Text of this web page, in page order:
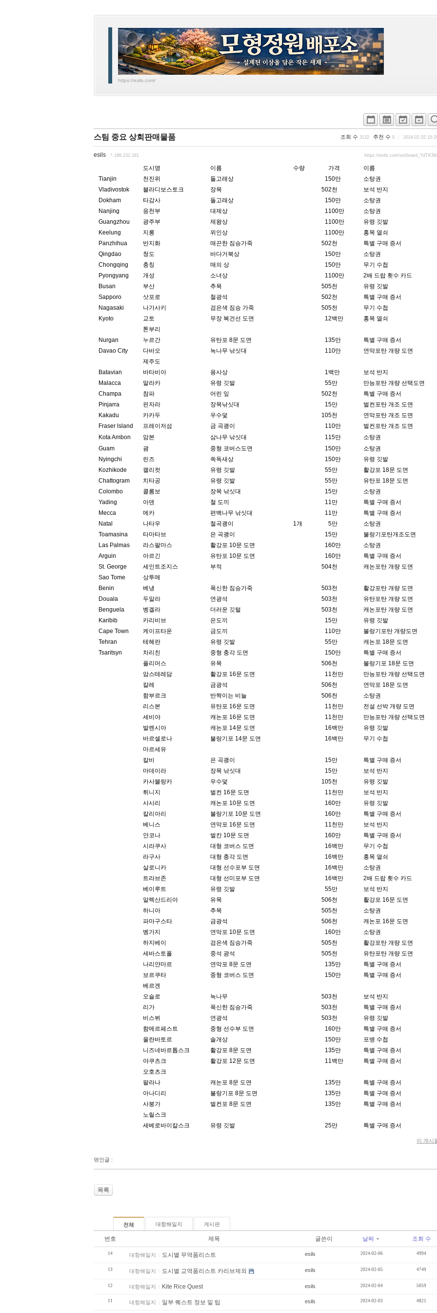
https://esils.com/
스팀 중요 상회판매물품 조회 수 3132 추천 수 0 2024.02.02
esils *.188.232.161 https://esils.com/xe/
도시명 이름 수량 가격 이름
Tianjin
천진위 돌고래상 150만 소탕권
Vladivostok
블라디보스토크 장목 502천 보석 반지
Dokham
타감사 돌고래상 150만 소탕권
Nanjing
응천부 대제상 1100만 소탕권
Guangzhou
광주부 제왕상 1100만 유령 깃발
Keelung
지롱 위인상 1100만 홍목 열쇠
Panzhihua
반지화 매끈한 짐승가죽 502천 특별 구매 증서
Qingdao
청도 바다거북상 150만 소탕권
Chongqing
충칭 매의 상 150만 무기 수첩
Pyongyang
개성 소녀상 1100만 2배 드랍 횟수 카드
Busan
부산 추목 505천 유령 깃발
Sapporo
삿포로 철광석 502천 특별 구매 증서
Nagasaki
나가사키 검은색 짐승 가죽 505천 무기 수첩
Kyoto
교토 무장 복건선 도면 12백만 홍목 열쇠
톤부리
Nurgan
누르간 유탄포 8문 도면 135만 특별 구매 증서
Davao City
다바오 녹나무 낚싯대 110만 연막포탄 개량 도면
제주도
Batavian
바타비아 용사상 1백만 보석 반지
Malacca
말라카 유령 깃발 55만 만능포탄 개량 선택도면
Champa
참파 어린 잎 502천 특별 구매 증서
Pinjarra
핀자라 장목낚싯대 15만 벌컨포탄 개조 도면
Kakadu
카카두 우수덫 105천 연막포탄 개조 도면
Fraser lsland
프레이저섬 금 곡괭이 110만 벌컨포탄 개조 도면
Kota Ambon
암본 삼나무 낚싯대 115만 소탕권
Guam
괌 중형 코버스도면 150만 소탕권
Nyingchi
린즈 쏙독새상 150만 유령 깃발
Kozhikode
캘리컷 유령 깃발 55만 활강포 18문 도면
Chattogram
치타공 유령 깃발 55만 유탄포 18문 도면
Colombo
콜롬보 장목 낚싯대 15만 소탕권
Yading
아덴 철 도끼 11만 특별 구매 증서
Mecca
메카 편백나무 낚싯대 11만 특별 구매 증서
Natal
나타우 철곡괭이 1개 5만 소탕권
Toamasina
타마타브 은 곡괭이 15만 불랑기포탄개조도면
Las Palmas
라스팔마스 활강포 10문 도면 160만 소탕권
Arguin
아르긴 유탄포 10문 도면 160만 특별 구매 증서
St. George
세인트조지스 부적 504천 캐논포탄 개량 도면
Sao Tome
상투메
Benin
베냉 푹신한 짐승가죽 503천 활강포탄 개량 도면
Douala
두알라 연광석 503천 유탄포탄 개량 도면
Benguela
벵겔라 더러운 깃털 503천 캐논포탄 개량 도면
Karibib
카리비브 은도끼 15만 유령 깃발
Cape Town
케이프타운 금도끼 110만 불랑기포탄 개량도면
Tehran
테헤란 유령 깃발 55만 캐논포 18문 도면
Tsaritsyn
차리친 중형 충각 도면 150만 특별 구매 증서
플리머스
유목 506천 불랑기포 18문 도면
암스테레담
활강포 16문 도면 11천만 만능포탄 개량 선택도면
칼레
금광석 506천 연막포 18문 도면
함부르크
반짝이는 비늘 506천 소탕권
리스본
유탄포 16문 도면 11천만 전설 선박 개량 도면
세비야
캐논포 16문 도면 11천만 만능포탄 개량 선택도면
발렌시아
캐논포 14문 도면 16백만 유령 깃발
바르셀로나
불랑기포 14문 도면 16백만 무기 수첩
마르세유
칼비
은 곡괭이 15만 특별 구매 증서
마데이라
장목 낚싯대 15만 보석 반지
카사블랑카
우수덫 105천 유령 깃발
튀니지
벌컨 16문 도면 11천만 보석 반지
사사리
캐논포 10문 도면 160만 유령 깃발
칼리아리
불랑기포 10문 도면 160만 특별 구매 증서
베니스
연막포 16문 도면 11천만 보석 반지
안코나
벌칸 10문 도면 160만 특별 구매 증서
시라쿠사
대형 코버스 도면 16백만 무기 수첩
라구사
대형 충각 도면 16백만 홍목 열쇠
살로니카
대형 선수포부 도면 16백만 소탕권
트라브존
대형 선미포부 도면 16백만 2배 드랍 횟수 카드
베이루트
유령 깃발 55만 보석 반지
알렉산드리아
유목 506천 활강포 16문 도면
하니아
추목 505천 소탕권
파마구스타
금광석 506천 캐논포 16문 도면
벵가지
연막포 10문 도면 160만 소탕권
하지베이
검은색 짐승가죽 505천 활강포탄 개량 도면
세바스토폴
중석 광석 505천 유탄포탄 개량 도면
나리얀마르
연막포 8문 도면 135만 특별 구매 증서
보르쿠타
중형 코버스 도면 150만 특별 구매 증서
베르겐
오슬로
녹나무 503천 보석 반지
리가
푹신한 짐승가죽 503천 특별 구매 증서
비스뷔
연광석 503천 유령 깃발
함메르페스트
중형 선수부 도면 160만 특별 구매 증서
울란바토르
솔개상 150만 포병 수첩
니즈네바르톱스크
활강포 8문 도면 135만 특별 구매 증서
야쿠츠크
활강포 12문 도면 11백만 특별 구매 증서
오호츠크
팔라나
캐논포 8문 도면 135만 특별 구매 증서
아나디리
불랑기포 8문 도면 135만 특별 구매 증서
사붕가
벌컨포 8문 도면 135만 특별 구매 증서
노릴스크
세베로바이칼스크
유령 깃발 25만 특별 구매 증서
이 게시
엮인글 :
목록
전체 대항해일지 게시판
번호 제목 글쓴이 날짜 조회 수
14 대항해일지 도시별 무역품리스트 esils 2024-02-06 4994
13 대항해일지 도시별 교역품리스트 카리브제외 esils 2024-02-05 4749
12 대항해일지 Kite Rice Quest esils 2024-02-04 5059
11 대항해일지 일부 퀘스트 정보 밑 팁 esils 2024-02-03 4821